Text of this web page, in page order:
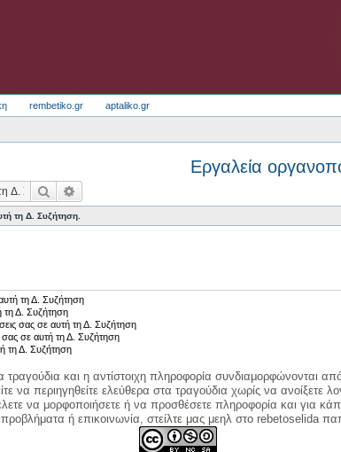
rembetiko.gr aptaliko.gr
Εργαλεία
Αναζήτηση
τη Δ. Συζήτηση.
τη Δ. Συζήτηση
τη Δ. Συζήτηση
σας σε αυτή τη Δ. Συζήτηση
σας σε αυτή τη Δ. Συζήτηση
τη Δ. Συζήτηση
τραγούδια και η αντίστοιχη πληροφορία συνδιαμορφώνονται
να περιηγηθείτε ελεύθερα στα τραγούδια χωρίς να ανοίξετε
να μορφοποιήσετε ή να προσθέσετε πληροφορία και για
ή επικοινωνία, στείλτε μας μεηλ στο rebetoselida